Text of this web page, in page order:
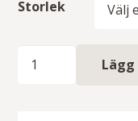
till
Storlek
mängd